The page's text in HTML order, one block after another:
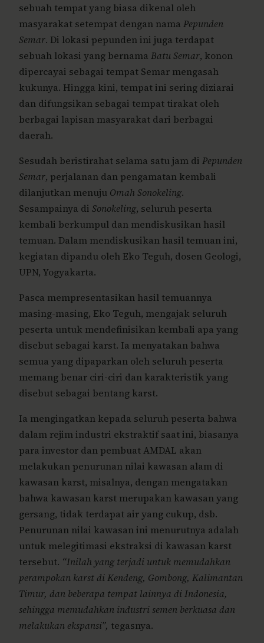
sebuah tempat yang biasa dikenal oleh
masyarakat setempat dengan nama Pepunden
Semar. Di lokasi pepunden ini juga terdapat
sebuah lokasi yang bernama Batu Semar, konon
dipercayai sebagai tempat Semar mengasah
kukunya. Hingga kini, tempat ini sering diziarai
dan difungsikan sebagai tempat tirakat oleh
berbagai lapisan masyarakat dari berbagai
daerah.
Sesudah beristirahat selama satu jam di Pepunden
Semar, perjalanan dan pengamatan kembali
dilanjutkan menuju Omah Sonokeling.
Sesampainya di Sonokeling, seluruh peserta
kembali berkumpul dan mendiskusikan hasil
temuan. Dalam mendiskusikan hasil temuan ini,
kegiatan dipandu oleh Eko Teguh, dosen Geologi,
UPN, Yogyakarta.
Pasca mempresentasikan hasil temuannya
masing-masing, Eko Teguh, mengajak seluruh
peserta untuk mendefinisikan kembali apa yang
disebut sebagai karst. Ia menyatakan bahwa
semua yang dipaparkan oleh seluruh peserta
memang benar ciri-ciri dan karakteristik yang
disebut sebagai bentang karst.
Ia mengingatkan kepada seluruh peserta bahwa
dalam rejim industri ekstraktif saat ini, biasanya
para investor dan pembuat AMDAL akan
melakukan penurunan nilai kawasan alam di
kawasan karst, misalnya, dengan mengatakan
bahwa kawasan karst merupakan kawasan yang
gersang, tidak terdapat air yang cukup, dsb.
Penurunan nilai kawasan ini menurutnya adalah
untuk melegitimasi ekstraksi di kawasan karst
tersebut. “Inilah yang terjadi untuk memudahkan
perampokan karst di Kendeng, Gombong, Kalimantan
Timur, dan beberapa tempat lainnya di Indonesia,
sehingga memudahkan industri semen berkuasa dan
melakukan ekspansi”, tegasnya.